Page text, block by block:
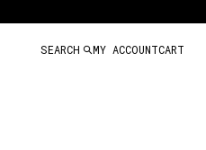
SEARCH MY ACCOUNTCART